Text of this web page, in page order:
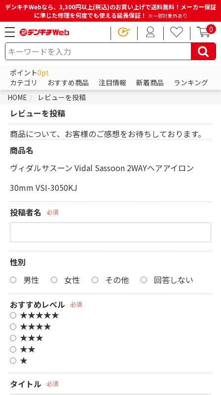
デンキチWebなら、3,300円以上(税込)のお買い上げで送料無料！メーカー保証
に準じた修理を何度でも使える延長保証！ ※一部対象外あり
0
ポイント0pt
カテゴリ
おすすめ商品 注目情報 新着商品
ランキング
HOME
レビューを投稿
レビューを投稿
商品について、お客様のご感想をお待ちしております。
商品名
ヴィダルサスーン Vidal Sassoon 2WAYヘアアイロン
30mm VSI-3050KJ
投稿者名 必須
性別
男性
女性 その他 回答しない
おすすめレベル 必須
★★★★★
★★★★
★★★
★★
★
タイトル
必須